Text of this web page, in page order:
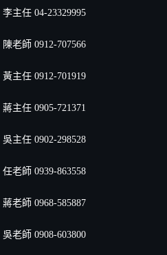
李主任 04-23329995
陳老師 0912-707566
黃主任 0912-701919
蔣主任 0905-721371
吳主任 0902-298528
任老師 0939-863558
蔣老師 0968-585887
吳老師 0908-603800